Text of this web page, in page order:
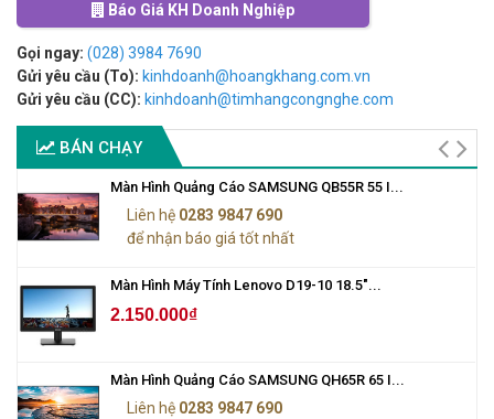
Báo Giá KH Doanh Nghiệp
Gọi ngay: (028) 3984 7690
Gửi yêu cầu (To): kinhdoanh@hoangkhang.com.vn
Gửi yêu cầu (CC): kinhdoanh@timhangcongnghe.com
BÁN CHẠY
Màn Hình Quảng Cáo SAMSUNG QB55R 55 I...
Liên hệ 0283 9847 690
để nhận báo giá tốt nhất
Màn Hình Máy Tính Lenovo D19-10 18.5"...
2.150.000₫
Màn Hình Quảng Cáo SAMSUNG QH65R 65 I...
Liên hệ 0283 9847 690